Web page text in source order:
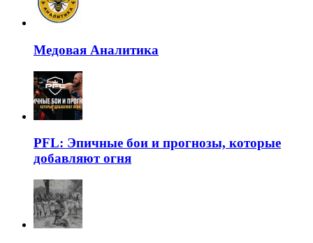
Медовая Аналитика
PFL: Эпичные бои и прогнозы, которые
добавляют огня